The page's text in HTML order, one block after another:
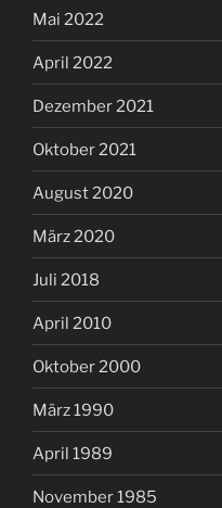
Mai 2022
April 2022
Dezember 2021
Oktober 2021
August 2020
März 2020
Juli 2018
April 2010
Oktober 2000
März 1990
April 1989
November 1985